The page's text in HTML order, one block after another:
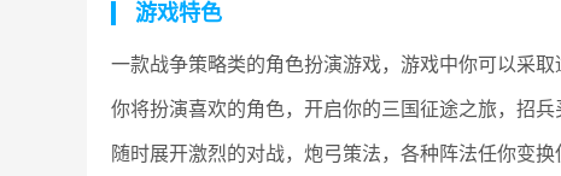
游戏特色
一款战争策略类的角色扮演游戏，游戏中你可以采
你将扮演喜欢的角色，开启你的三国征途之旅，招
随时展开激烈的对战，炮弓策法，各种阵法任你变